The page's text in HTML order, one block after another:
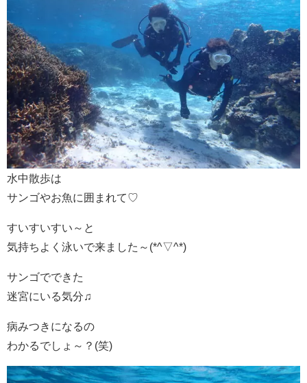
水中散歩は
サンゴやお魚に囲まれて♡
すいすいすい～と
気持ちよく泳いで来ました～(*^▽^*)
サンゴでできた
迷宮にいる気分♫
病みつきになるの
わかるでしょ～？(笑)